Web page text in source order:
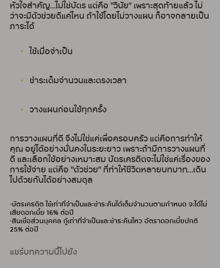
หัวใจสำคัญ…ไม่ใช่บัตร แต่คือ “วินัย” เพราะสุดท้ายแล้ว ไม่
ว่าจะมีตัวช่วยดีแค่ไหน ถ้าใช้โดยไม่วางแผน ก็อาจกลายเป็น
ภาระได้
ใช้เมื่อจำเป็น
ชำระเต็มจำนวนและตรงเวลา
วางแผนก่อนใช้ทุกครั้ง
การวางแผนที่ดี จึงไม่ใช่แค่เพื่อครอบครัว แต่คือการทำให้
คุณ อยู่ได้อย่างมั่นคงในระยะยาว เพราะถ้ามีการวางแผนที่
ดี และเลือกใช้อย่างเหมาะสม บัตรเครดิตจะไม่ใช่แค่เรื่องของ
การใช้จ่าย แต่คือ “ตัวช่วย” ที่ทำให้ชีวิตหลายบทบาท…เดิน
ไปด้วยกันได้อย่างสมดุล
-บัตรเครดิต ใช้เท่าที่จำเป็นและชำระคืนได้เต็มจำนวนตามกำหนด จะได้ไม่
เสียดอกเบี้ย 16% ต่อปี
-สินเชื่อส่วนบุคคล กู้เท่าที่จำเป็นและชำระคืนไหว อัตราดอกเบี้ยปกติ
25% ต่อปี
แชร์บทความนี้ไปยัง